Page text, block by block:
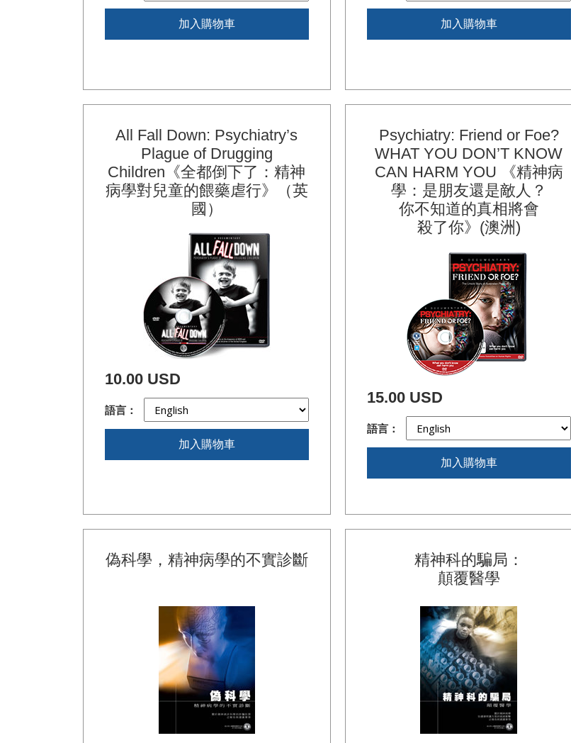
加入購物車 加入購物車
All Fall Down: Psychiatry’s
Plague of Drugging
Children《全都倒下了：精神
病學對兒童的餵藥虐行》（英
國）
10.00 USD
語言：
加入購物車
Psychiatry: Friend or Foe?
WHAT YOU DON’T KNOW
CAN HARM YOU 《精神病
學：是朋友還是敵人？
你不知道的真相將會
殺了你》(澳洲)
15.00 USD
語言：
加入購物車
偽科學，精神病學的不實診斷
精神科的騙局：
顛覆醫學